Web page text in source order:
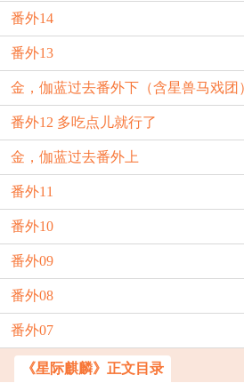
番外14
番外13
金，伽蓝过去番外下（含星兽马戏团
番外12 多吃点儿就行了
金，伽蓝过去番外上
番外11
番外10
番外09
番外08
番外07
《星际麒麟》正文目录